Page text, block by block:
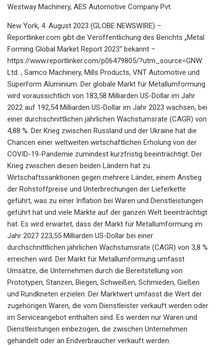
Westway Machinery, AES Automotive Company Pvt.
New York, 4. August 2023 (GLOBE NEWSWIRE) –
Reportlinker.com gibt die Veröffentlichung des Berichts „Metal
Forming Global Market Report 2023“ bekannt –
https://www.reportlinker.com/p06479805/?utm_source=GNW
Ltd. , Samco Machinery, Mills Products, VNT Automotive und
Superform Aluminium. Der globale Markt für Metallumformung
wird voraussichtlich von 183,58 Milliarden US-Dollar im Jahr
2022 auf 192,54 Milliarden US-Dollar im Jahr 2023 wachsen, bei
einer durchschnittlichen jährlichen Wachstumsrate (CAGR) von
4,88 %. Der Krieg zwischen Russland und der Ukraine hat die
Chancen einer weltweiten wirtschaftlichen Erholung von der
COVID-19-Pandemie zumindest kurzfristig beeinträchtigt. Der
Krieg zwischen diesen beiden Ländern hat zu
Wirtschaftssanktionen gegen mehrere Länder, einem Anstieg
der Rohstoffpreise und Unterbrechungen der Lieferkette
geführt, was zu einer Inflation bei Waren und Dienstleistungen
geführt hat und viele Märkte auf der ganzen Welt beeinträchtigt
hat. Es wird erwartet, dass der Markt für Metallumformung im
Jahr 2027 223,55 Milliarden US-Dollar bei einer
durchschnittlichen jährlichen Wachstumsrate (CAGR) von 3,8 %
erreichen wird. Der Markt für Metallumformung umfasst
Umsätze, die Unternehmen durch die Bereitstellung von
Prototypen, Stanzen, Biegen, Schweißen, Schmieden, Gießen
und Rundkneten erzielen. Der Marktwert umfasst die Wert der
zugehörigen Waren, die vom Dienstleister verkauft werden oder
im Serviceangebot enthalten sind. Es werden nur Waren und
Dienstleistungen einbezogen, die zwischen Unternehmen
gehandelt oder an Endverbraucher verkauft werden.